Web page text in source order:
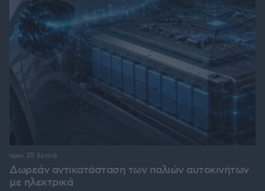
Δωρεάν αντικατάσταση των παλιών αυτοκινήτων
με ηλεκτρικά
πριν 35 λεπτά